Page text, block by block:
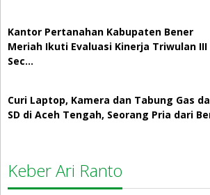
Kantor Pertanahan Kabupaten Bener
Meriah Ikuti Evaluasi Kinerja Triwulan III
Sec…
Curi Laptop, Kamera dan Tabung Gas
SD di Aceh Tengah, Seorang Pria dari
Keber Ari Ranto